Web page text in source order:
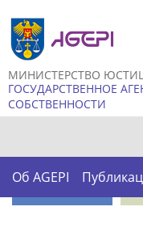
МИНИСТЕРСТВО
ГОСУДАРСТВЕННОЕ
СОБСТВЕННОСТИ
Об AGEPI